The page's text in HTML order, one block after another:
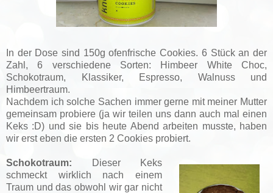
In der Dose sind 150g ofenfrische Cookies. 6 Stück an der
Zahl, 6 verschiedene Sorten: Himbeer White Choc,
Schokotraum, Klassiker, Espresso, Walnuss und
Himbeertraum.
Nachdem ich solche Sachen immer gerne mit meiner Mutter
gemeinsam probiere (ja wir teilen uns dann auch mal einen
Keks :D) und sie bis heute Abend arbeiten musste, haben
wir erst eben die ersten 2 Cookies probiert.
Schokotraum: Dieser Keks
schmeckt wirklich nach einem
Traum und das obwohl wir gar nicht